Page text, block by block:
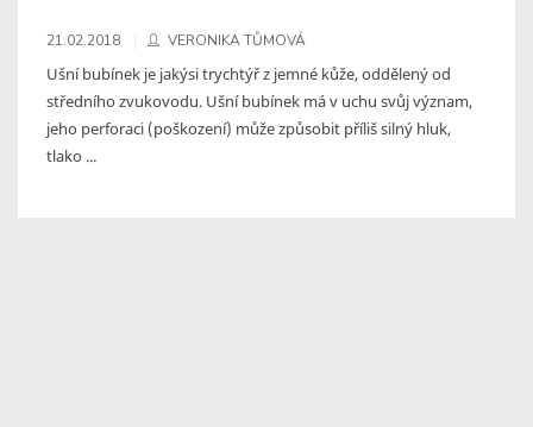
21.02.2018 VERONIKA TŮMOVÁ
Ušní bubínek je jakýsi trychtýř z jemné kůže, oddělený od
středního zvukovodu. Ušní bubínek má v uchu svůj význam,
jeho perforaci (poškození) může způsobit příliš silný hluk,
tlako ...